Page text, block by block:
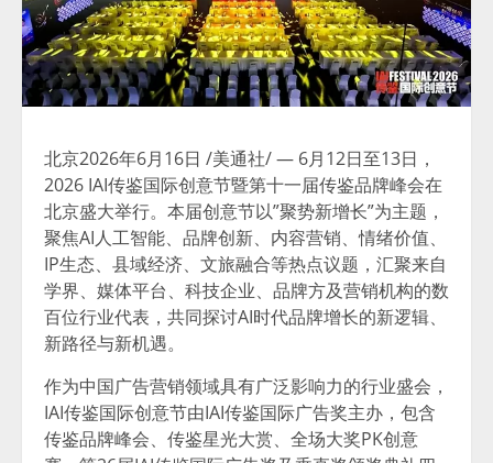
北京2026年6月16日 /美通社/ — 6月12日至13日，
2026 IAI传鉴国际创意节暨第十一届传鉴品牌峰会在
北京盛大举行。本届创意节以”聚势新增长”为主题，
聚焦AI人工智能、品牌创新、内容营销、情绪价值、
IP生态、县域经济、文旅融合等热点议题，汇聚来自
学界、媒体平台、科技企业、品牌方及营销机构的数
百位行业代表，共同探讨AI时代品牌增长的新逻辑、
新路径与新机遇。
作为中国广告营销领域具有广泛影响力的行业盛会，
IAI传鉴国际创意节由IAI传鉴国际广告奖主办，包含
传鉴品牌峰会、传鉴星光大赏、全场大奖PK创意